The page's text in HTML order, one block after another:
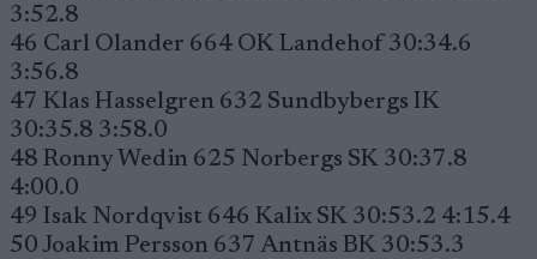
3:52.8
46 Carl Olander 664 OK Landehof 30:34.6
3:56.8
47 Klas Hasselgren 632 Sundbybergs IK
30:35.8 3:58.0
48 Ronny Wedin 625 Norbergs SK 30:37.8
4:00.0
49 Isak Nordqvist 646 Kalix SK 30:53.2 4:15.4
50 Joakim Persson 637 Antnäs BK 30:53.3